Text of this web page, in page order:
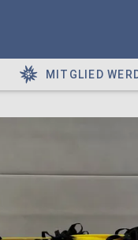
MITGLIED